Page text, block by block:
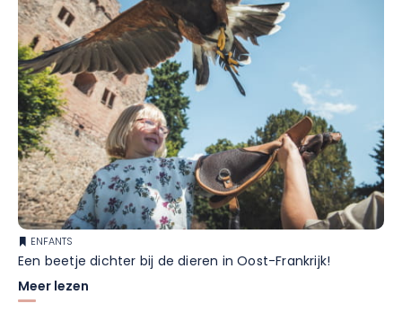
ENFANTS
Een beetje dichter bij de dieren in Oost-Frankrijk!
Meer lezen